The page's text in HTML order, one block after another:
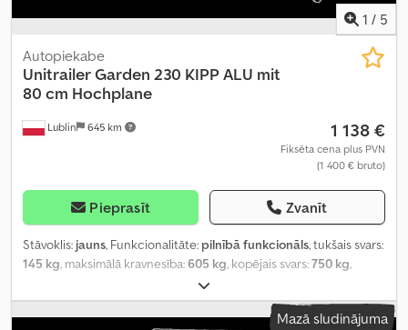
1 / 5
Lublin 645 km
Autopiekabe
UnitrailerGarden 230 KIPP ALU mit
80 cm Hochplane
1 138 €
Fiksēta cena plus PVN
(1 400 € bruto)
Pieprasīt Zvanīt
Stāvoklis: jauns, Funkcionalitāte: pilnībā funkcionāls, tukšais svars:
145 kg , maksimālā kravnesība:605 kg , kopējais svars:750 kg
, iekraušanas vietas platums:
mm, iekraušanas telpas augstums:1 100 mm, kopējais garums:
3 204 mm, kopējais platums:1 685 mm, kopējais augstums:1 580
Mazā sludinājuma